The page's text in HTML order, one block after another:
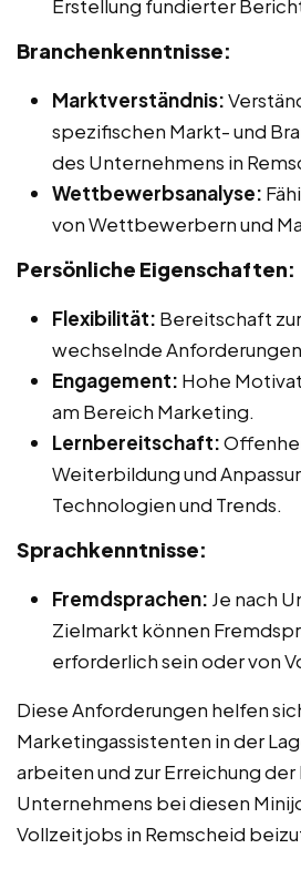
Erstellung fundierter
Branchenkenntnisse:
Marktverständnis:
spezifischen Markt- und
des Unternehmens in
Wettbewerbsanalyse:
von Wettbewerbern und
Persönliche Eigenschaften:
Flexibilität: Bereitschaft
wechselnde
Engagement: Hohe
am Bereich Marketing.
Lernbereitschaft:
Weiterbildung und
Technologien und Trends.
Sprachkenntnisse:
Fremdsprachen: Je nach
Zielmarkt können
erforderlich sein oder von
Diese Anforderungen helfen
Marketingassistenten in der
arbeiten und zur Erreichung
Unternehmens bei diesen
Vollzeitjobs in Remscheid